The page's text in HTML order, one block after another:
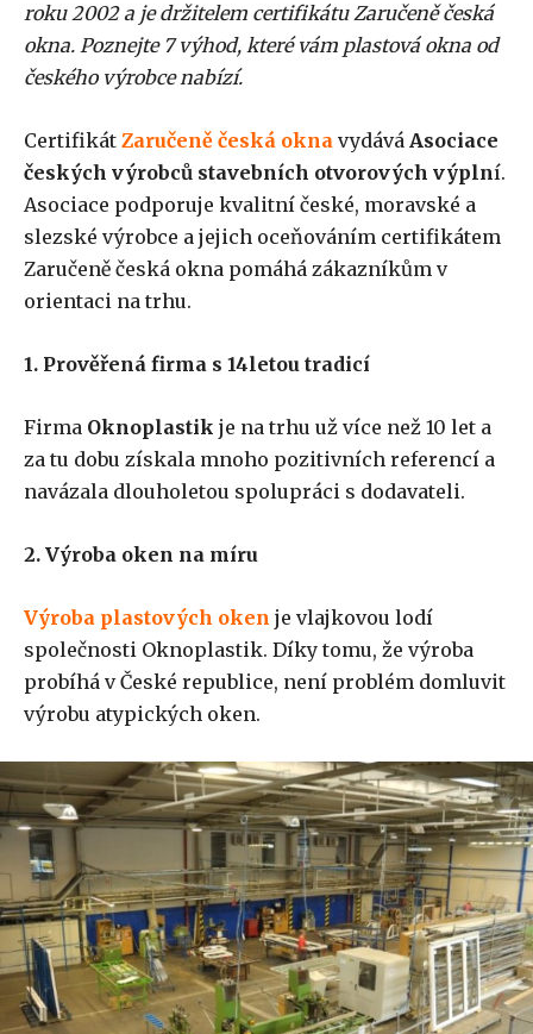
roku 2002 a je držitelem certifikátu Zaručeně česká
okna. Poznejte 7 výhod, které vám plastová okna od
českého výrobce nabízí.
Certifikát Zaručeně česká okna vydává Asociace
českých výrobců stavebních otvorových výplní.
Asociace podporuje kvalitní české, moravské a
slezské výrobce a jejich oceňováním certifikátem
Zaručeně česká okna pomáhá zákazníkům v
orientaci na trhu.
1. Prověřená firma s 14letou tradicí
Firma Oknoplastik je na trhu už více než 10 let a
za tu dobu získala mnoho pozitivních referencí a
navázala dlouholetou spolupráci s dodavateli.
2. Výroba oken na míru
Výroba plastových oken je vlajkovou lodí
společnosti Oknoplastik. Díky tomu, že výroba
probíhá v České republice, není problém domluvit
výrobu atypických oken.